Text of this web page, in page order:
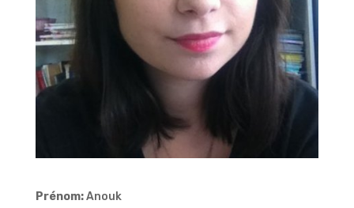
Prénom:Anouk